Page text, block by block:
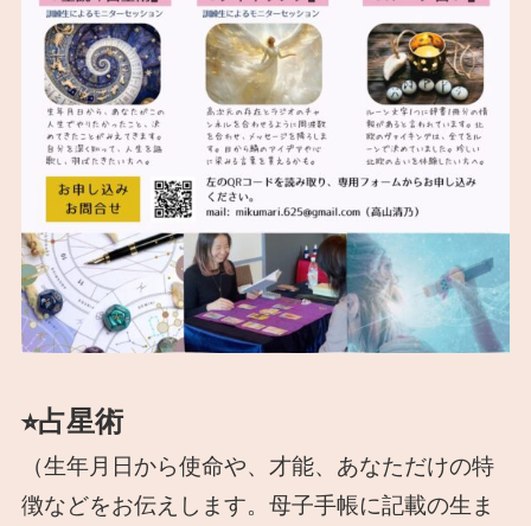
⭐︎占星術
（生年月日から使命や、才能、あなただけの特
徴などをお伝えします。母子手帳に記載の生ま